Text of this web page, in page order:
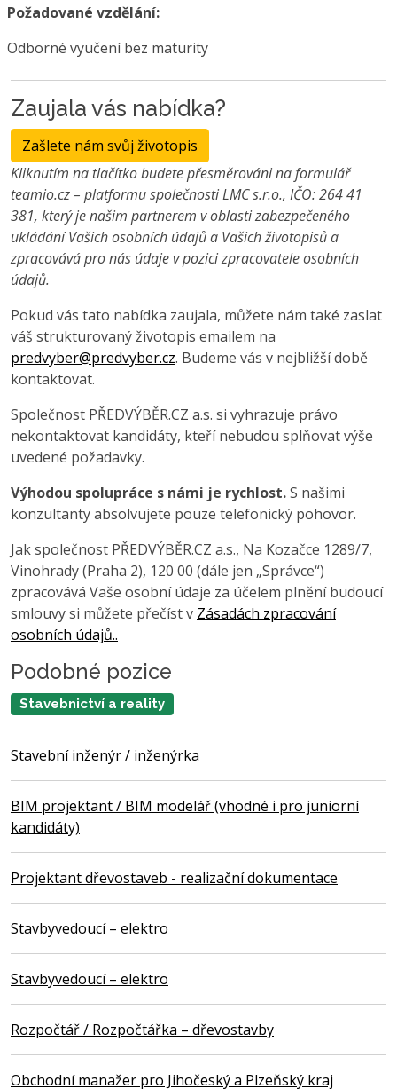
Požadované vzdělání:
Odborné vyučení bez maturity
Zaujala vás nabídka?
Zašlete nám svůj životopis
Kliknutím na tlačítko budete přesměrováni na formulář
teamio.cz – platformu společnosti LMC s.r.o., IČO: 264 41
381, který je našim partnerem v oblasti zabezpečeného
ukládání Vašich osobních údajů a Vašich životopisů a
zpracovává pro nás údaje v pozici zpracovatele osobních
údajů.
Pokud vás tato nabídka zaujala, můžete nám také zaslat
váš strukturovaný životopis emailem na
predvyber@predvyber.cz. Budeme vás v nejbližší době
kontaktovat.
Společnost PŘEDVÝBĚR.CZ a.s. si vyhrazuje právo
nekontaktovat kandidáty, kteří nebudou splňovat výše
uvedené požadavky.
Výhodou spolupráce s námi je rychlost.S našimi
konzultanty absolvujete pouze telefonický pohovor.
Jak společnost PŘEDVÝBĚR.CZ a.s., Na Kozačce 1289/7,
Vinohrady (Praha 2), 120 00 (dále jen „Správce“)
zpracovává Vaše osobní údaje za účelem plnění budoucí
smlouvy si můžete přečíst v Zásadách zpracování
osobních údajů..
Podobné pozice
Stavebnictví a reality
Stavební inženýr / inženýrka
BIM projektant / BIM modelář (vhodné i pro juniorní
kandidáty)
Projektant dřevostaveb - realizační dokumentace
Stavbyvedoucí – elektro
Stavbyvedoucí – elektro
Rozpočtář / Rozpočtářka – dřevostavby
Obchodní manažer pro Jihočeský a Plzeňský kraj